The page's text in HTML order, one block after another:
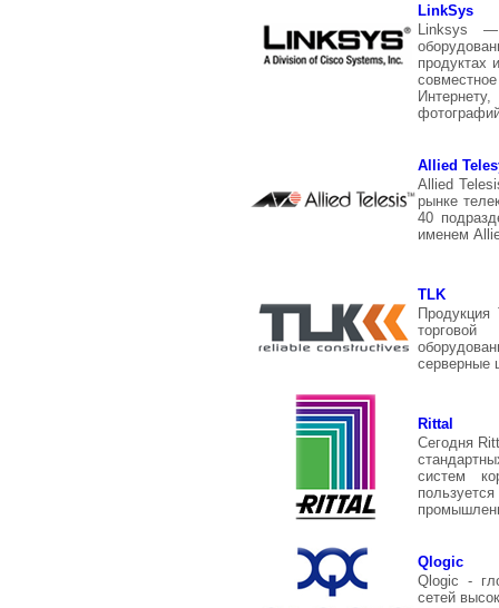
LinkSys
Linksys —
продуктах
Allied
Allied
рынке
40
именем
TLK
серверные
Rittal
Сегодня
систем
Qlogic
Qlogic -
сетей